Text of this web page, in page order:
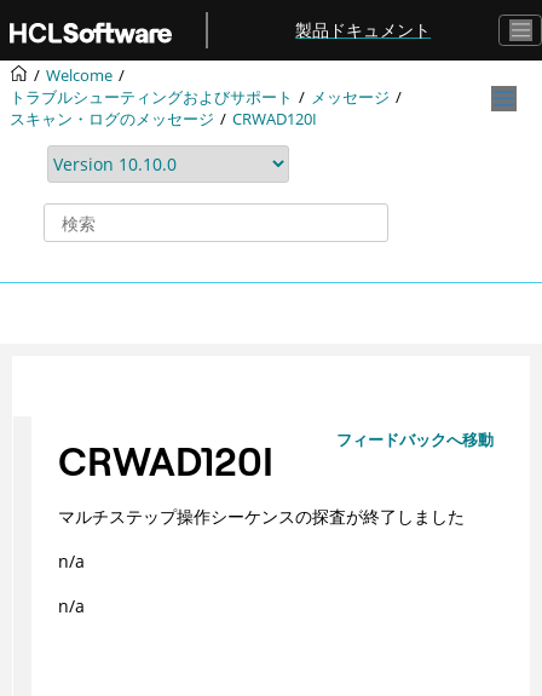
メインコンテンツにジャンプ
製品ドキュメント
Welcome
トラブルシューティングおよびサポート
メッセージ
スキャン・ログのメッセージ
CRWAD120I
フィードバックへ移動
CRWAD120I
マルチステップ操作シーケンスの探査が終了しました
n/a
n/a